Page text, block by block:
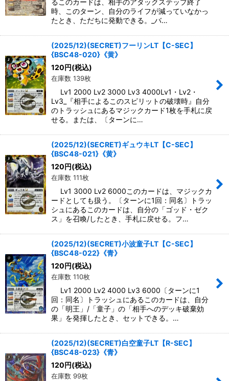
るこのカードは、相手のアタックステップ終了
時、このターン、自分のライフが減っていなかっ
たとき、ただちに発動できる。_バ…
(2025/12)(SECRET)フーリンLT【C-SEC】
{BSC48-020}《黄》
120 円(税込)
在庫数 139枚
Lv1 2000 Lv2 3000 Lv3 4000Lv1・Lv2・
Lv3_『相手によるこのスピリットの破壊時』自分
のトラッシュにあるマジックカード1枚を手札に戻
せる。または、〔ターンに…
(2025/12)(SECRET)ギュウキLT【C-SEC】
{BSC48-021}《黄》
120 円(税込)
在庫数 111枚
Lv1 3000 Lv2 6000このカードは、マジックカ
ードとしても扱う。〔ターンに1回：同名〕トラッ
シュにあるこのカードは、自分の「ゴッド・ゼク
ス」を召喚/したとき、手札に戻せる。フ…
(2025/12)(SECRET)小波童子LT【C-SEC】
{BSC48-022}《青》
120 円(税込)
在庫数 110枚
Lv1 2000 Lv2 4000 Lv3 6000〔ターンに1
回：同名〕トラッシュにあるこのカードは、自分
の「明王」/「童子」の「相手へのデッキ破棄効
果」を発揮したとき、セットできる。…
(2025/12)(SECRET)白空童子LT【R-SEC】
{BSC48-023}《青》
120 円(税込)
在庫数 99枚